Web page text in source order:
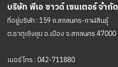
บริษัท พีเอ ซาวด์ เซนเตอร์ จำกัด
ที่อยู่บริษัท : 159 ถ.สกลนคร-กาฬสินธุ์
ต.ธาตุเชิงชุม อ.เมือง จ.สกลนคร 47000
เบอร์โทร :042-711880